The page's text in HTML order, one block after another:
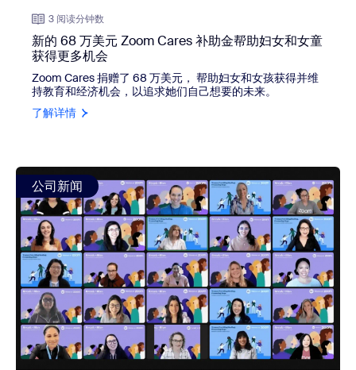
3 阅读分钟数
新的 68 万美元 Zoom Cares 补助金帮助妇女和女童
获得更多机会
Zoom Cares 捐赠了 68 万美元， 帮助妇女和女孩获得并维
持教育和经济机会，以追求她们自己想要的未来。
了解详情
view: “疗愈身心，促进希望”：Zoom 的美国妇女历史月
公司新闻